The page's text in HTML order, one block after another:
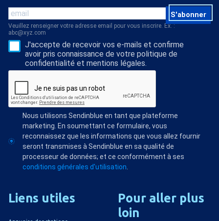
S'abonner
Veuillez renseigner votre adresse email pour vous inscrire. Ex. :
abc@xyz.com
J'accepte de recevoir vos e-mails et confirme
avoir pris connaissance de votre politique de
confidentialité et mentions légales.
Nous utilisons Sendinblue en tant que plateforme
marketing. En soumettant ce formulaire, vous
reconnaissez que les informations que vous allez fournir
seront transmises à Sendinblue en sa qualité de
processeur de données; et ce conformément à ses
conditions générales d'utilisation
Liens utiles Pour aller plus
loin